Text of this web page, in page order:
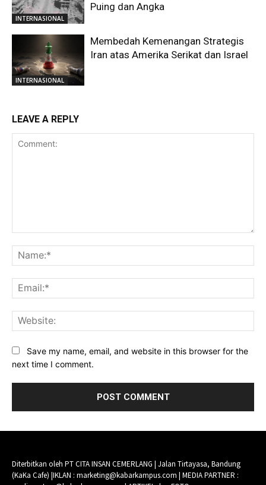
INTERNASIONAL
Puing dan Angka
INTERNASIONAL
Membedah Kemenangan Strategis
Iran atas Amerika Serikat dan Israel
LEAVE A REPLY
Save my name, email, and website in this browser for the
next time I comment.
Diterbitkan oleh PT CITA INSAN CEMERLANG | Jalan Tirtayasa, Bandung
(KaKa Cafe) |IKLAN : marketing@kabarkampus.com | MEDIA PARTNER :